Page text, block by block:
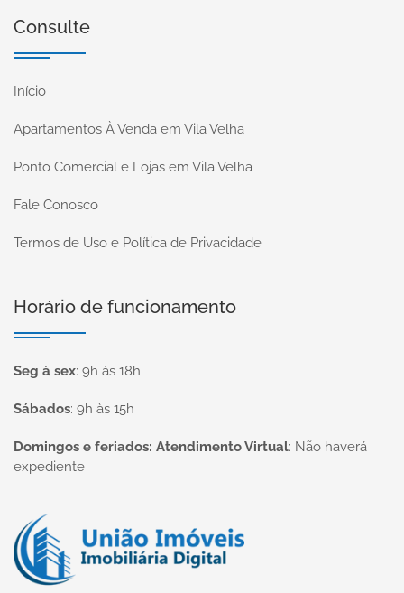
Consulte
Início
Apartamentos À Venda em Vila Velha
Ponto Comercial e Lojas em Vila Velha
Fale Conosco
Termos de Uso e Política de Privacidade
Horário de funcionamento
Seg à sex: 9h às 18h
Sábados: 9h às 15h
Domingos e feriados: Atendimento Virtual: Não haverá
expediente
Página inicial